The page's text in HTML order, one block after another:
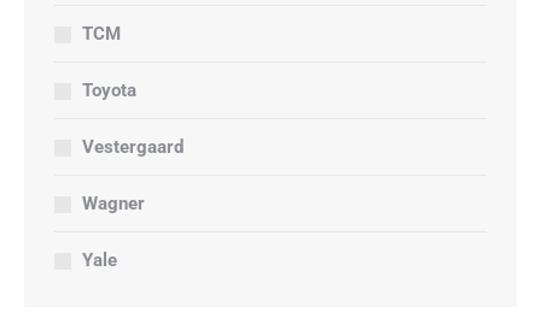
TCM
Toyota
Vestergaard
Wagner
Yale